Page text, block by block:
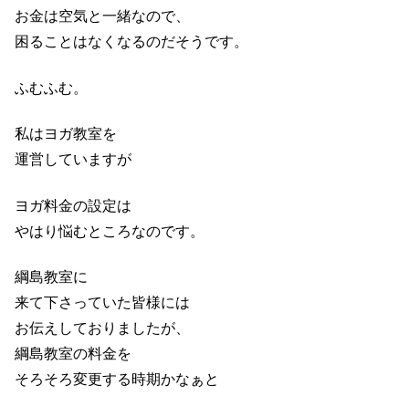
お金は空気と一緒なので、
困ることはなくなるのだそうです。
ふむふむ。
私はヨガ教室を
運営していますが
ヨガ料金の設定は
やはり悩むところなのです。
綱島教室に
来て下さっていた皆様には
お伝えしておりましたが、
綱島教室の料金を
そろそろ変更する時期かなぁと